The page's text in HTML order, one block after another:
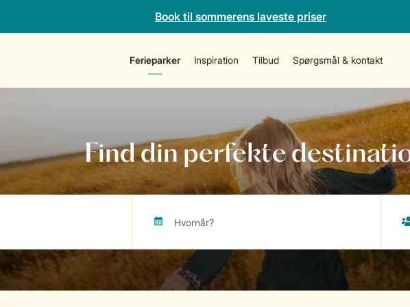
Book til sommerens laveste priser
Ferieparker Inspiration Tilbud Spørgsmål & kontakt